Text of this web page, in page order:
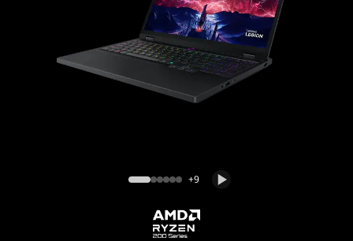
Lenovo Legion 5 Gen 10 (15″ AMD) laptop
+9